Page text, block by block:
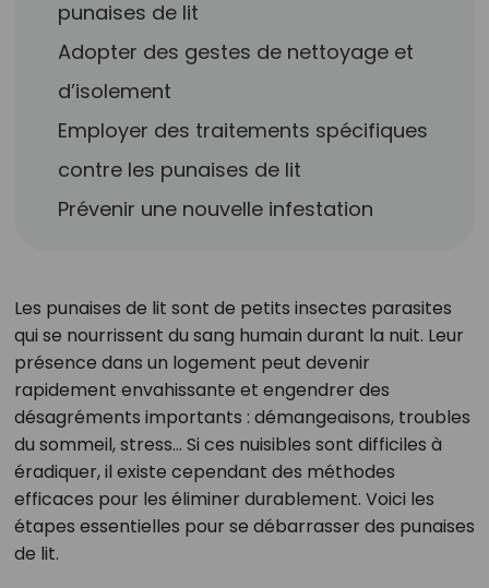
punaises de lit
Adopter des gestes de nettoyage et
d’isolement
Employer des traitements spécifiques
contre les punaises de lit
Prévenir une nouvelle infestation
Les punaises de lit sont de petits insectes parasites
qui se nourrissent du sang humain durant la nuit. Leur
présence dans un logement peut devenir
rapidement envahissante et engendrer des
désagréments importants : démangeaisons, troubles
du sommeil, stress… Si ces nuisibles sont difficiles à
éradiquer, il existe cependant des méthodes
efficaces pour les éliminer durablement. Voici les
étapes essentielles pour se débarrasser des punaises
de lit.